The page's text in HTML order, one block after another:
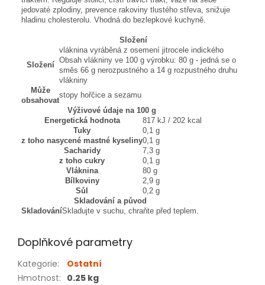
jedovaté zplodiny, prevence rakoviny tlustého střeva, snižuje
hladinu cholesterolu. Vhodná do bezlepkové kuchyně.
Složení
Složení
vláknina vyráběná z osemení jitrocele indického
Obsah vlákniny ve 100 g výrobku: 80 g - jedná se o
směs 66 g nerozpustného a 14 g rozpustného druhu
vlákniny
Může
obsahovat
stopy hořčice a sezamu
Výživové údaje na 100 g
Energetická hodnota
817 kJ / 202 kcal
Tuky
0,1 g
z toho nasycené mastné kyseliny0,1 g
Sacharidy
7,3 g
z toho cukry
0,1 g
Vláknina
80 g
Bílkoviny
2,9 g
Sůl
0,2 g
Skladování a původ
SkladováníSkladujte v suchu, chraňte před teplem.
Doplňkové parametry
Kategorie:
Ostatní
Hmotnost: 0.25 kg